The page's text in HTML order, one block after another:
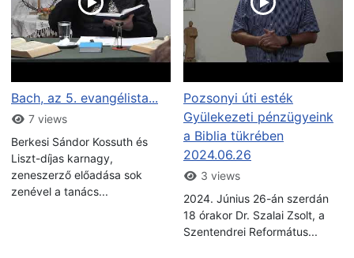
Bach, az 5. evangélista...
7 views
Berkesi Sándor Kossuth és
Liszt-díjas karnagy,
zeneszerző előadása sok
zenével a tanács...
Pozsonyi úti esték
Gyülekezeti pénzügyeink
a Biblia tükrében
2024.06.26
3 views
2024. Június 26-án szerdán
18 órakor Dr. Szalai Zsolt, a
Szentendrei Református...